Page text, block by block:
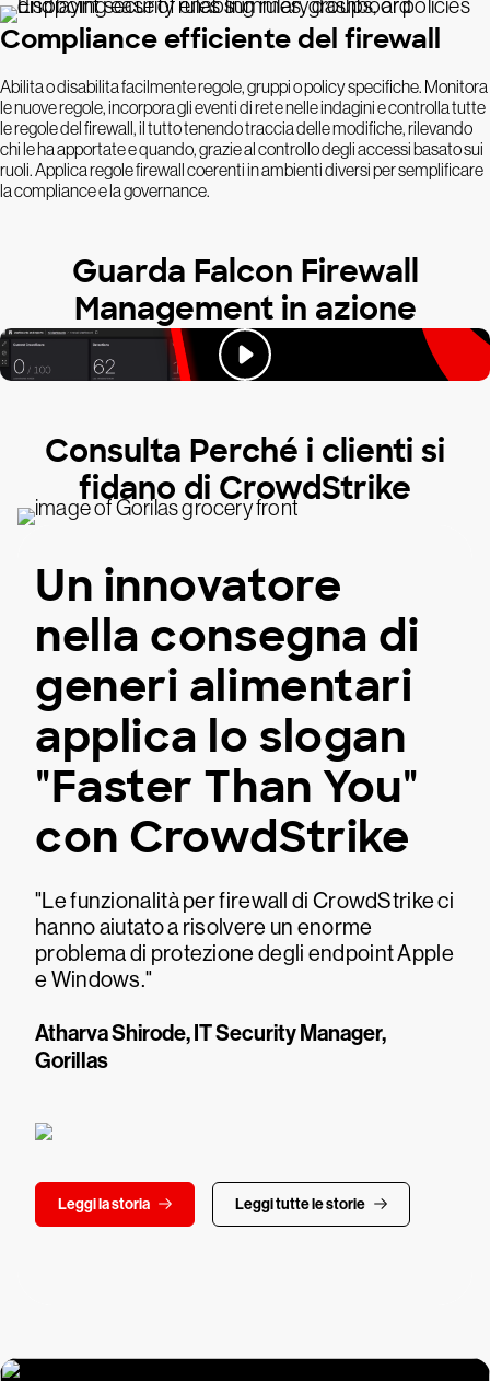
Compliance efficiente del firewall
Abilita o disabilita facilmente regole, gruppi o policy specifiche. Monitora
le nuove regole, incorpora gli eventi di rete nelle indagini e controlla tutte
le regole del firewall, il tutto tenendo traccia delle modifiche, rilevando
chi le ha apportate e quando, grazie al controllo degli accessi basato sui
ruoli. Applica regole firewall coerenti in ambienti diversi per semplificare
la compliance e la governance.
Guarda Falcon Firewall
Management in azione
Consulta Perché i clienti si
fidano di CrowdStrike
Un innovatore
nella consegna di
generi alimentari
applica lo slogan
"Faster Than You"
con CrowdStrike
"Le funzionalità per firewall di CrowdStrike ci
hanno aiutato a risolvere un enorme
problema di protezione degli endpoint Apple
e Windows."
Atharva Shirode, IT Security Manager,
Gorillas
Leggi la storia Leggi tutte le storie